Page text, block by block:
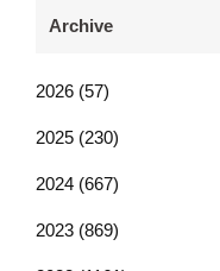
Archive
2026 (57)
2025 (230)
2024 (667)
2023 (869)